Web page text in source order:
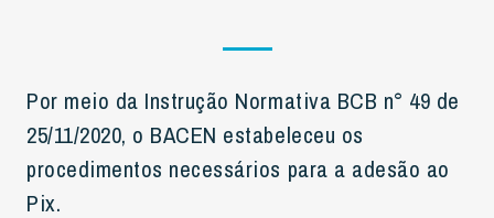
Por meio da Instrução Normativa BCB n° 49 de
25/11/2020, o BACEN estabeleceu os
procedimentos necessários para a adesão ao
Pix.